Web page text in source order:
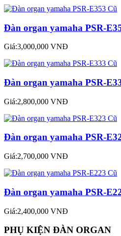
Đàn organ yamaha PSR-
Giá:3,000,000 VNĐ
Đàn organ yamaha PSR-
Giá:2,800,000 VNĐ
Đàn organ yamaha PSR-
Giá:2,700,000 VNĐ
Đàn organ yamaha PSR-
Giá:2,400,000 VNĐ
PHỤ KIỆN ĐÀN ORGAN